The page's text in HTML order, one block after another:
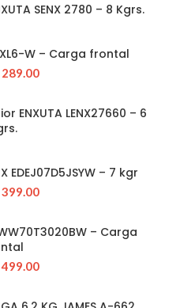
SENX 2780 – 8 Kgrs.
W – Carga frontal
289.00
ENXUTA LENX27660 – 6
EDEJ07D5JSYW – 7 kgr
399.00
– Carga
499.00